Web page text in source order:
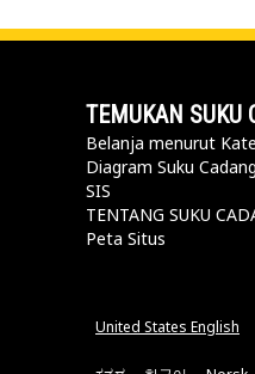
TEMUKAN SUKU
Belanja menurut
Diagram Suku Cadang
SIS
TENTANG SUKU
Peta Situs
United States English